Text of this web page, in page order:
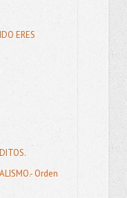
ERES
Orden